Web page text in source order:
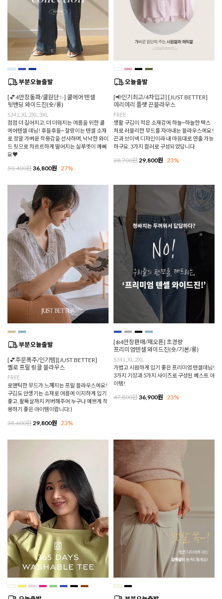
[💕4만장돌파/쿨원단✨] 쿨에어 텐셀
뒷밴딩 와이드진(숏/롱)
S,M,L,XL,2XL,3XL
점점 더 길어지고, 더 더워지는 여름을 위한 쿨
에어텐셀 데님! 후들후들~ 찰랑이는 텐셀 소재
로 정말 가벼운 착용감을 선사하며, 낙낙한 와이
드 핏으로 차르르하게 떨어지는 실루엣이 예뻐
요♥
50,400원36,800원 27%
[📢인기최고/4차입고] [JUST BETTER]
여리여리 플랫 끈블라우스
FREE
생활 구김이 적은 소재감에 하늘~하늘한 텍스
처로 러블리한 무드를 자아내는 블라우스에요!
끈과 브이넥 디자인이라 내 마음대로 연출 가능
하구요, 3가지 컬러로 구성되었답니다
38,700원 29,800원 23%
[💕주문폭주/인기템][JUST BETTER]
멜로 프릴 링클 블라우스
FREE
로맨틱한 무드가 느껴지는 프릴 블라우스에요!
구김도 안생기는 소재로 여름에 이지하게 입기
좋고, 팔뚝살까지 커버해주어 누구나 예쁘게 착
용하기 좋은 아이템이랍니다:)
38,600원 29,800원 23%
[❄️4만장판매/재오픈] 초경량
프리미엄텐셀 와이드진(숏/기본/롱)
S,M,L,XL,2XL
가볍고 시원하게 입기 좋은 프리미엄 텐셀데님!
3가지 기장과 5가지 사이즈로 구성된 베스트 아
이템!
47,800원36,900원 23%